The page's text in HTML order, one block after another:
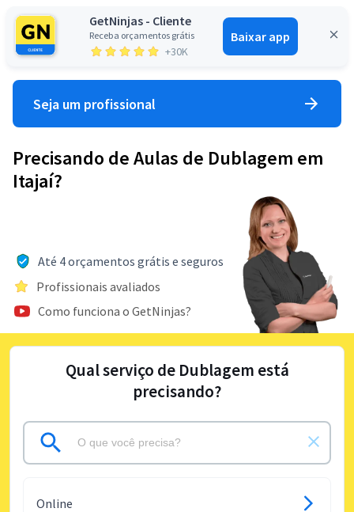
GetNinjas - Cliente
Receba orçamentos grátis
+30K
Baixar app
Entrar
Seja um profissional
Precisando de Aulas de Dublagem em
Itajaí?
Até 4 orçamentos grátis e seguros
Profissionais avaliados
Como funciona o GetNinjas?
Qual serviço de Dublagem está
precisando?
Online